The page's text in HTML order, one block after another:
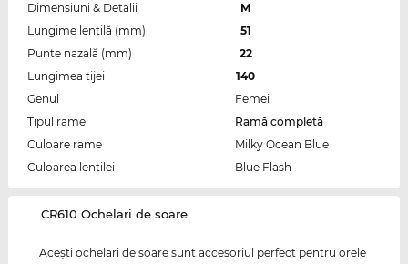
Dimensiuni & Detalii
M
Lungime lentilă (mm)
51
Punte nazală (mm)
22
Lungimea tijei
140
Genul
Femei
Tipul ramei
Ramă completă
Culoare rame
Milky Ocean Blue
Culoarea lentilei
Blue Flash
‌CR610 Ochelari de soare
Aceşti ochelari de soare sunt accesoriul perfect pentru orele